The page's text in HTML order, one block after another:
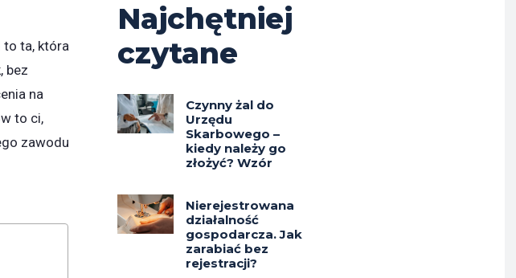
to ta, która
bez
na
to ci,
zawodu
Najchętniej
czytane
Czynny żal do
Urzędu
Skarbowego –
kiedy należy go
złożyć? Wzór
Nierejestrowana
działalność
gospodarcza. Jak
zarabiać bez
rejestracji?